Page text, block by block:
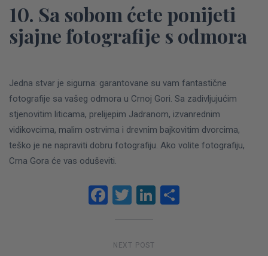
10. Sa sobom ćete ponijeti
sjajne fotografije s odmora
Jedna stvar je sigurna: garantovane su vam fantastične
fotografije sa vašeg odmora u Crnoj Gori. Sa zadivljujućim
stjenovitim liticama, prelijepim Jadranom, izvanrednim
vidikovcima, malim ostrvima i drevnim bajkovitim dvorcima,
teško je ne napraviti dobru fotografiju. Ako volite fotografiju,
Crna Gora će vas oduševiti.
Facebook
TwitterLinkedIn
NEXT POST